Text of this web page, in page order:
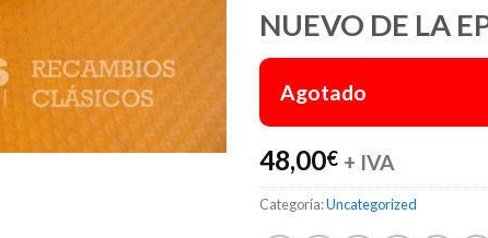
NUEVO DE LA
Agotado
48,00€ + IVA
Categoría:Uncategorized